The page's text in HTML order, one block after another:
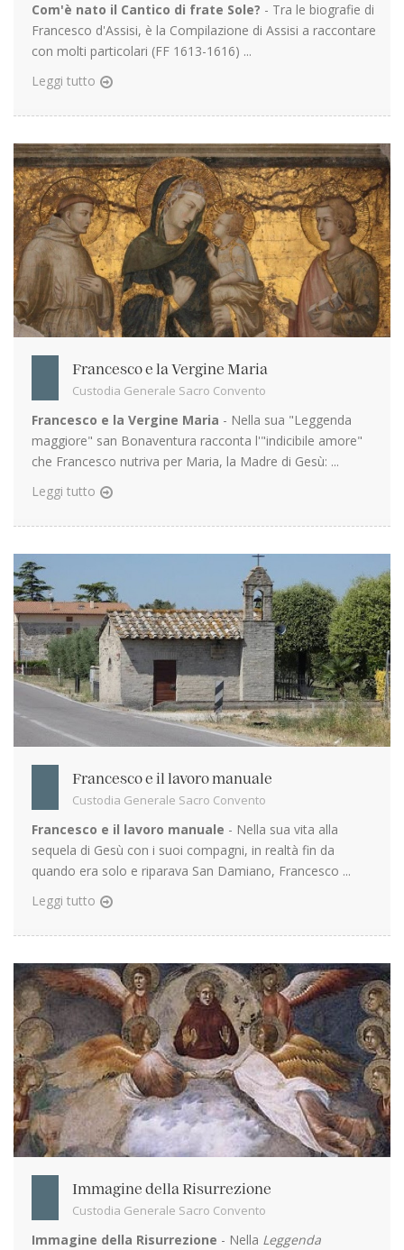
Com'è nato il Cantico di frate Sole? - Tra le biografie di
Francesco d'Assisi, è la Compilazione di Assisi a raccontare
con molti particolari (FF 1613-1616) ...
Leggi tutto
Francesco e la Vergine Maria
Custodia Generale Sacro Convento
Francesco e la Vergine Maria - Nella sua "Leggenda
maggiore" san Bonaventura racconta l'"indicibile amore"
che Francesco nutriva per Maria, la Madre di Gesù: ...
Leggi tutto
Francesco e il lavoro manuale
Custodia Generale Sacro Convento
Francesco e il lavoro manuale - Nella sua vita alla
sequela di Gesù con i suoi compagni, in realtà fin da
quando era solo e riparava San Damiano, Francesco ...
Leggi tutto
Immagine della Risurrezione
Custodia Generale Sacro Convento
Immagine della Risurrezione - Nella Leggenda